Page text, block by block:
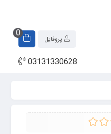
0
03131330628